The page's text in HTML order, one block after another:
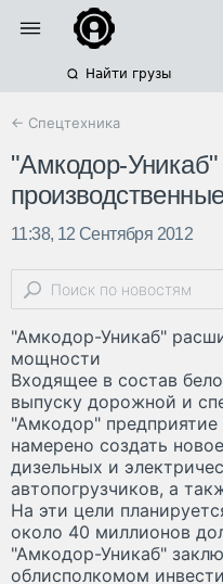
Найти грузы
← Спецтехника
"Амкодор-
11:38, 12 Сентября 2012
"Амкодор-Уникаб"
мощности
Входящее в состав
выпуску дорожной и
"Амкодор"
намерено создать
дизельных и
автопогрузчиков, а
На эти цели
около 40 миллионов
"Амкодор-Уникаб"
облисполкомом